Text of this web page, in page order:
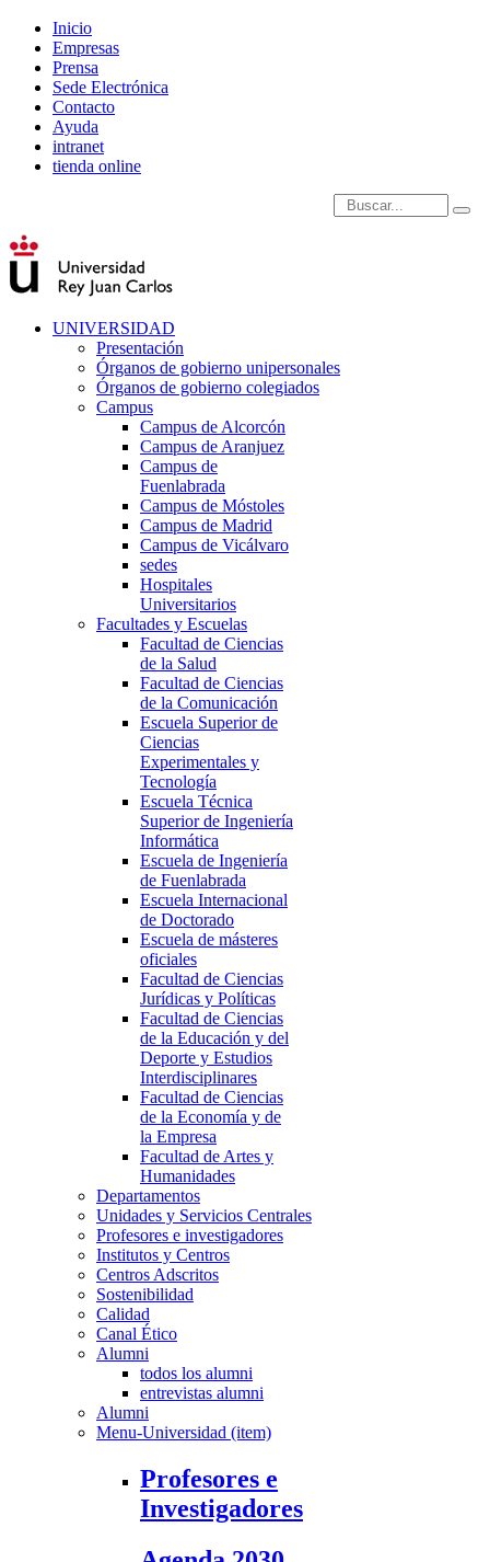
Inicio
Empresas
Prensa
Sede Electrónica
Contacto
Ayuda
intranet
tienda online
Introduce términos de
UNIVERSIDAD
Presentación
Órganos de gobierno unipersonales
Órganos de gobierno colegiados
Campus
Campus de Alcorcón
Campus de Aranjuez
Campus de
Fuenlabrada
Campus de Móstoles
Campus de Madrid
Campus de Vicálvaro
sedes
Hospitales
Universitarios
Facultades y Escuelas
Facultad de Ciencias
de la Salud
Facultad de Ciencias
de la Comunicación
Escuela Superior de
Ciencias
Experimentales y
Tecnología
Escuela Técnica
Superior de Ingeniería
Informática
Escuela de Ingeniería
de Fuenlabrada
Escuela Internacional
de Doctorado
Escuela de másteres
oficiales
Facultad de Ciencias
Jurídicas y Políticas
Facultad de Ciencias
de la Educación y del
Deporte y Estudios
Interdisciplinares
Facultad de Ciencias
de la Economía y de
la Empresa
Facultad de Artes y
Humanidades
Departamentos
Unidades y Servicios Centrales
Profesores e investigadores
Institutos y Centros
Centros Adscritos
Sostenibilidad
Calidad
Canal Ético
Alumni
todos los alumni
entrevistas alumni
Alumni
Menu-Universidad (item)
Profesores e
Investigadores